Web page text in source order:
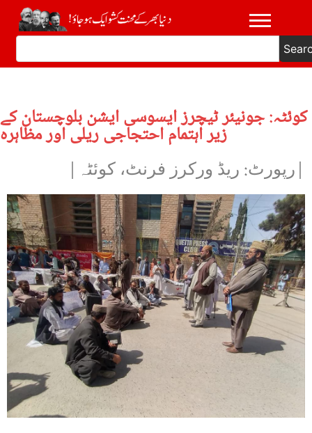
کوئٹہ: جونیئر ٹیچرز ایسوسی ایشن بلوچستان کے
زیر اہتمام احتجاجی ریلی اور مظاہرہ
|رپورٹ: ریڈ ورکرز فرنٹ، کوئٹہ|